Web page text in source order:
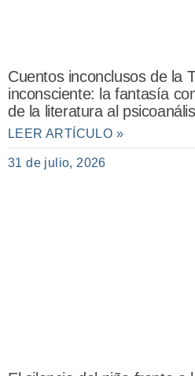
Cuentos inconclusos de la
inconsciente: la fantasía
de la literatura al
LEER ARTÍCULO »
31 de julio, 2026